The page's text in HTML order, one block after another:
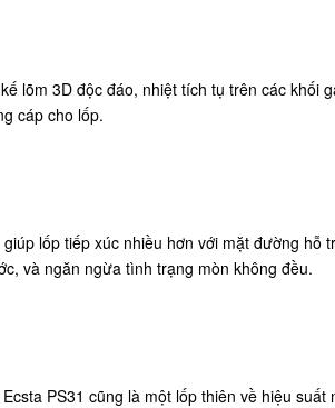
lõm 3D độc đáo, nhiệt tích tụ trên các khối
cáp cho lốp.
lốp tiếp xúc nhiều hơn với mặt đường
và ngăn ngừa tình trạng mòn không đều.
PS31 cũng là một lốp thiên về hiệu